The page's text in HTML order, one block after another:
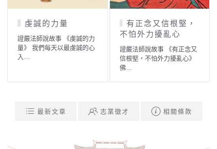
虔誠的力量
證嚴法師說故事 《虔誠的力
量》 我們每天以最虔誠的心
入…
有正念又信根堅，
不怕外力擾亂心
證嚴法師說故事 《有正念又
信根堅，不怕外力擾亂心》
佛…
最新文章 志業徵才 相關條款